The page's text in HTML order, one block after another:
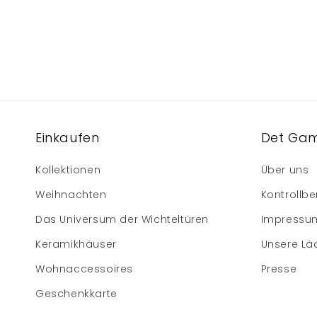
Einkaufen
Kollektionen
Weihnachten
Das Universum der Wichteltüren
Keramikhäuser
Wohnaccessoires
Geschenkkarte
Det
Über uns
Unsere
Presse